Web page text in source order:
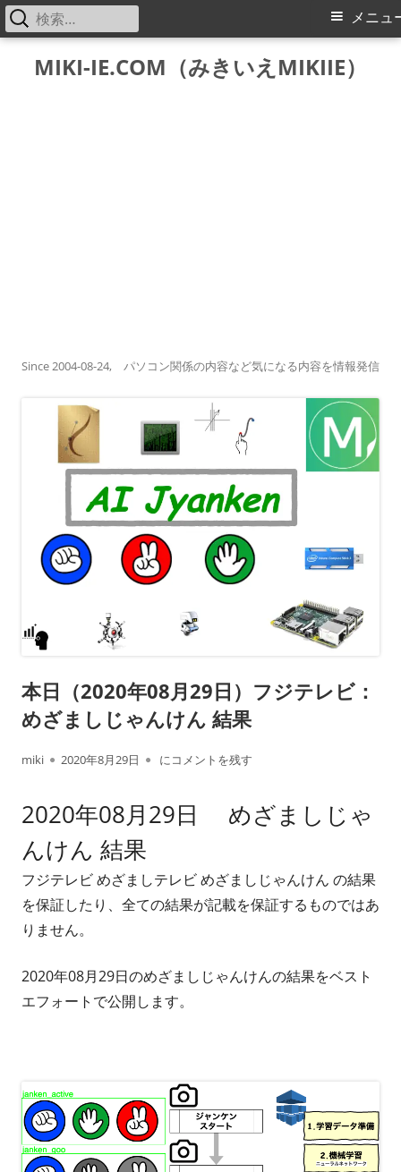
MIKI-IE.COM（みきいえMIKIIE）
Since 2004-08-24, パソコン関係の内容など気になる内容を情報発信
メ
メニュ
検
索:
本日（2020年08月29日）フジテレビ：
めざましじゃんけん 結果
作
者
miki
公
日
2020年8月29日 本日（2020年08月29日）フジテレビ： めざま
にコメントを残す
2020年08月29日 めざましじゃ
んけん 結果
フジテレビ めざましテレビ めざましじゃんけん の結果
を保証したり、全ての結果が記載を保証するものではあ
りません。
2020年08月29日のめざましじゃんけんの結果をベスト
エフォートで公開します。